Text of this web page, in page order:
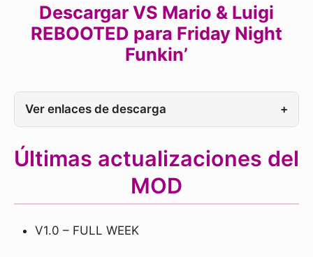
Descargar VS Mario & Luigi
REBOOTED para Friday Night
Funkin’
Ver enlaces de descarga +
Últimas actualizaciones del
MOD
V1.0 – FULL WEEK